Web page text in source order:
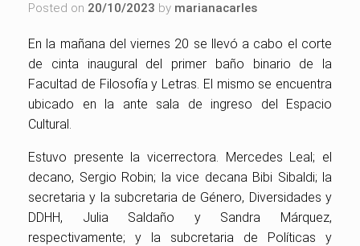
Posted on 20/10/2023 by marianacarles
En la mañana del viernes 20 se llevó a cabo el corte
de cinta inaugural del primer baño binario de la
Facultad de Filosofía y Letras. El mismo se encuentra
ubicado en la ante sala de ingreso del Espacio
Cultural.
Estuvo presente la vicerrectora. Mercedes Leal; el
decano, Sergio Robin; la vice decana Bibi Sibaldi; la
secretaria y la subcretaria de Género, Diversidades y
DDHH, Julia Saldaño y Sandra Márquez,
respectivamente; y la subcretaria de Políticas y